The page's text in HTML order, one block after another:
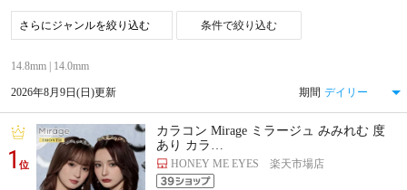
条件で絞り込む
14.8mm | 14.0mm
2026年8月9日(日)更新 期間
1位
カラコン Mirage ミラージュ みみれむ 度
あり カラ…
HONEY ME EYES 楽天市場店